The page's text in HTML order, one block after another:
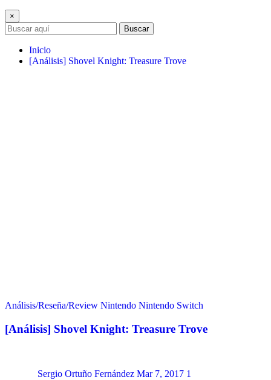
×
Buscar
Inicio
[Análisis] Shovel Knight: Treasure Trove
Análisis/Reseña/Review Nintendo Nintendo Switch
[Análisis] Shovel Knight: Treasure Trove
Sergio Ortuño Fernández Mar 7, 2017 1